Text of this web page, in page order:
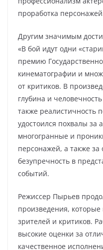
проработка
Другим значимым
«В бой идут одни
премию
кинематографии и
от критиков. В
глубина и
также реалистичность
удостоился похвалы за
многогранные и
персонажей, а также за
безупречность в
событий.
Режиссер Пырьев
произведения,
зрителей и критиков.
высокие оценки за
качественное